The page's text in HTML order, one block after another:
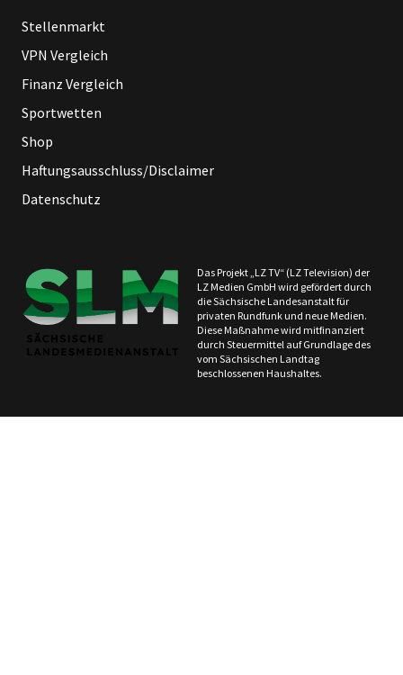
Stellenmarkt
VPN Vergleich
Finanz Vergleich
Sportwetten
Shop
Haftungsausschluss/Disclaimer
Datenschutz
Das Projekt „LZ TV“ (LZ Television) der
LZ Medien GmbH wird gefördert durch
die Sächsische Landesanstalt für
privaten Rundfunk und neue Medien.
Diese Maßnahme wird mitfinanziert
durch Steuermittel auf Grundlage des
vom Sächsischen Landtag
beschlossenen Haushaltes.